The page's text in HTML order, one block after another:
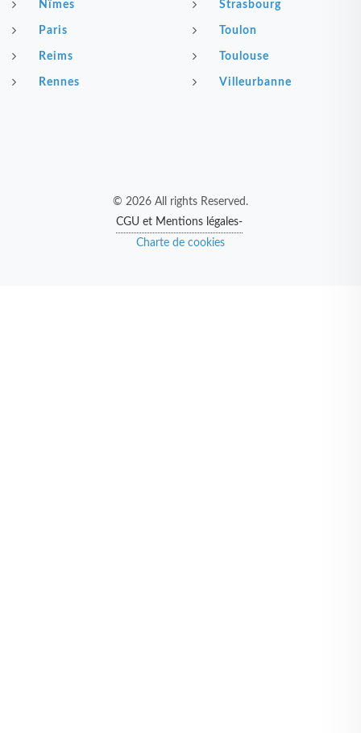
Nîmes
Paris
Reims
Rennes
Strasbourg
Toulon
Toulouse
Villeurbanne
© 2026 All rights Reserved.
CGU et Mentions légales-
Charte de cookies